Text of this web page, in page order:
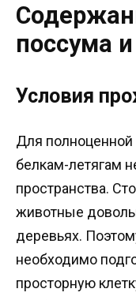
поссума
Условия
Для
белкам-летягам
пространства.
животные
деревьях.
необходимо
просторную